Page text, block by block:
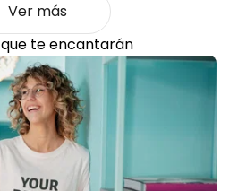
Ver más
que te encantarán